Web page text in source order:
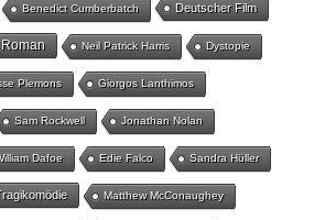
Benedict Cumberbatch Deutscher Film
Roman Neil Patrick Harris Dystopie
Plemons Giorgos Lanthimos
Sam Rockwell Jonathan Nolan
Dafoe Edie Falco Sandra Hüller
Matthew McConaughey